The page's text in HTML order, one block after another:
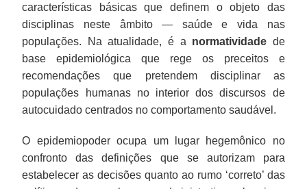
características básicas que definem o objeto das
disciplinas neste âmbito — saúde e vida nas
populações. Na atualidade, é a normatividade de
base epidemiológica que rege os preceitos e
recomendações que pretendem disciplinar as
populações humanas no interior dos discursos de
autocuidado centrados no comportamento saudável.
O epidemiopoder ocupa um lugar hegemônico no
confronto das definições que se autorizam para
estabelecer as decisões quanto ao rumo ‘correto’ das